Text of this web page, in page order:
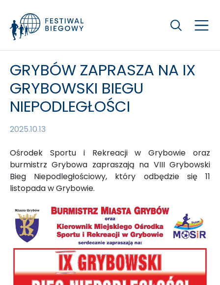
Szukaj
GRYBÓW ZAPRASZA NA IX
GRYBOWSKI BIEGU
NIEPODLEGŁOŚCI
2025.10.13
Ośrodek Sportu i Rekreacji w Grybowie oraz
burmistrz Grybowa zapraszają na VIII Grybowski
Bieg Niepodległościowy, który odbędzie się 11
listopada w Grybowie.